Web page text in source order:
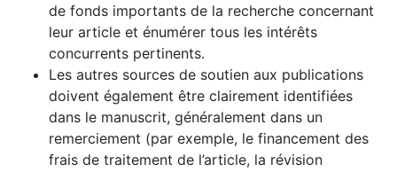
de fonds importants de la recherche concernant
leur article et énumérer tous les intérêts
concurrents pertinents.
Les autres sources de soutien aux publications
doivent également être clairement identifiées
dans le manuscrit, généralement dans un
remerciement (par exemple, le financement des
frais de traitement de l’article, la révision